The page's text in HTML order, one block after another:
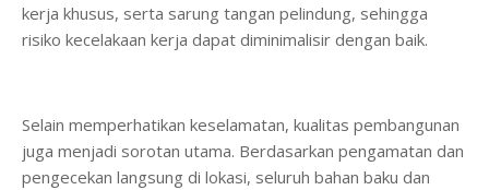
kerja khusus, serta sarung tangan pelindung, sehingga
risiko kecelakaan kerja dapat diminimalisir dengan baik.
Selain memperhatikan keselamatan, kualitas pembangunan
juga menjadi sorotan utama. Berdasarkan pengamatan dan
pengecekan langsung di lokasi, seluruh bahan baku dan